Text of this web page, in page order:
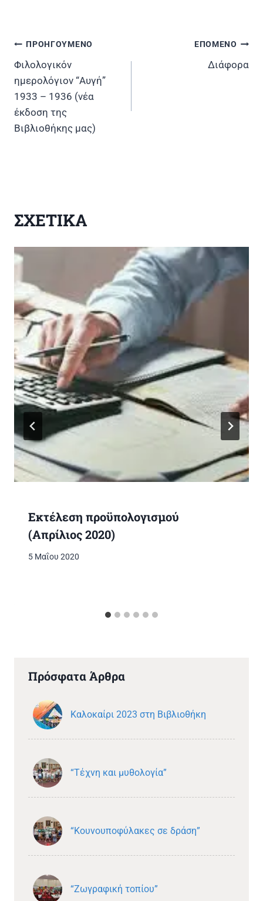
Πλοήγηση
άρθρων
ΠΡΟΗΓΟΥΜΕΝΟ
Φιλολογικόν
ημερολόγιον “Αυγή”
1933 – 1936 (νέα
έκδοση της
Βιβλιοθήκης μας)
ΕΠΟΜΕΝΟ
Διάφορα
ΣΧΕΤΙΚΑ
Εκτέλεση προϋπολογισμού
(Απρίλιος 2020)
5 Μαΐου 2020
Πρόσφατα Άρθρα
Καλοκαίρι 2023 στη Βιβλιοθήκη
“Τέχνη και μυθολογία”
“Κουνουποφύλακες σε δράση”
“Ζωγραφική τοπίου”